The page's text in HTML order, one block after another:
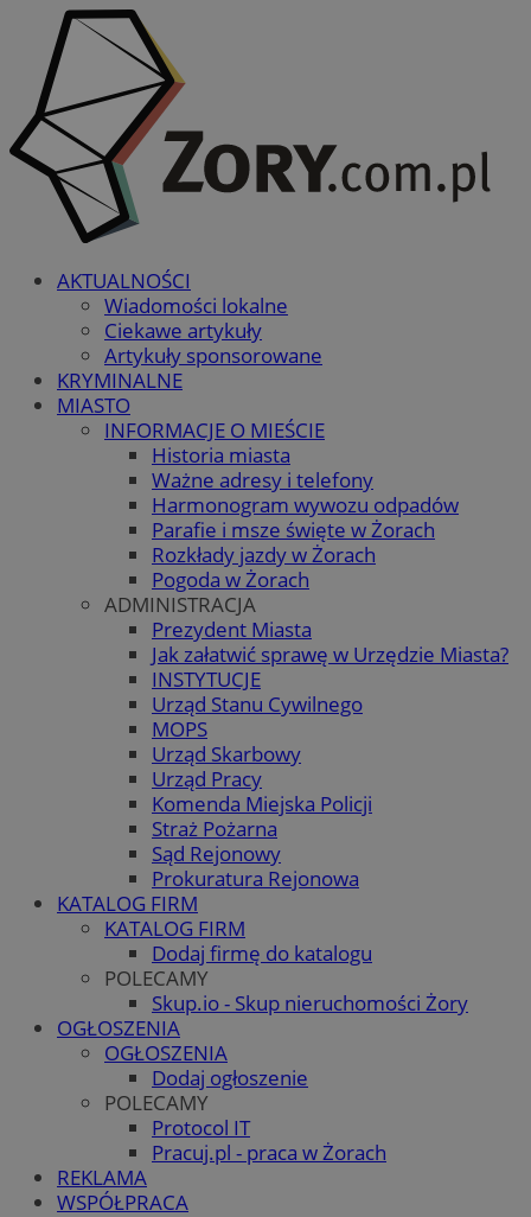
AKTUALNOŚCI
Wiadomości lokalne
Ciekawe artykuły
Artykuły sponsorowane
KRYMINALNE
MIASTO
INFORMACJE O MIEŚCIE
Historia miasta
Ważne adresy i telefony
Harmonogram wywozu odpadów
Parafie i msze święte w Żorach
Rozkłady jazdy w Żorach
Pogoda w Żorach
ADMINISTRACJA
Prezydent Miasta
Jak załatwić sprawę w Urzędzie Miasta?
INSTYTUCJE
Urząd Stanu Cywilnego
MOPS
Urząd Skarbowy
Urząd Pracy
Komenda Miejska Policji
Straż Pożarna
Sąd Rejonowy
Prokuratura Rejonowa
KATALOG FIRM
KATALOG FIRM
Dodaj firmę do katalogu
POLECAMY
Skup.io - Skup nieruchomości Żory
OGŁOSZENIA
OGŁOSZENIA
Dodaj ogłoszenie
POLECAMY
Protocol IT
Pracuj.pl - praca w Żorach
REKLAMA
WSPÓŁPRACA